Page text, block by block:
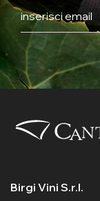
Birgi Vini S.r.l.